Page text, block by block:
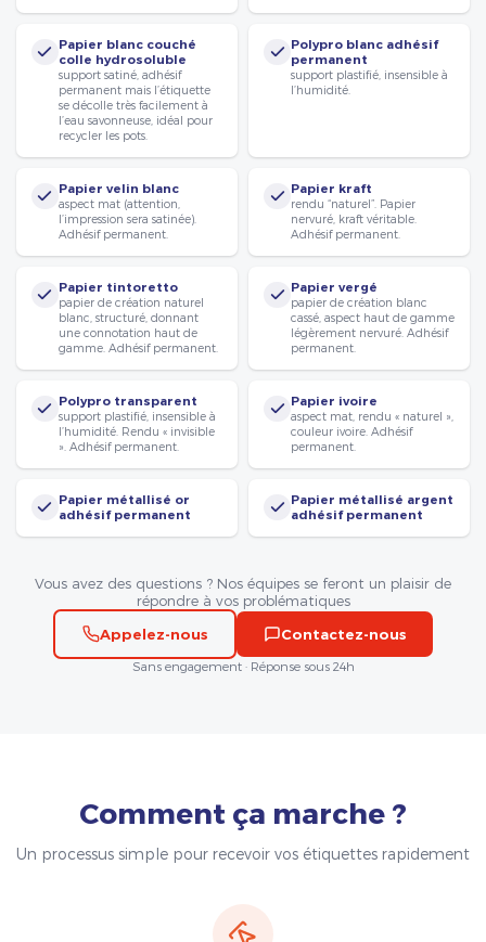
Papier blanc couché
colle hydrosoluble
support satiné, adhésif
permanent mais l’étiquette
se décolle très facilement à
l’eau savonneuse, idéal pour
recycler les pots.
Polypro blanc adhésif
permanent
support plastifié, insensible à
l’humidité.
Papier velin blanc
aspect mat (attention,
l’impression sera satinée).
Adhésif permanent.
Papier kraft
rendu “naturel”. Papier
nervuré, kraft véritable.
Adhésif permanent.
Papier tintoretto
papier de création naturel
blanc, structuré, donnant
une connotation haut de
gamme. Adhésif permanent.
Papier vergé
papier de création blanc
cassé, aspect haut de gamme
légèrement nervuré. Adhésif
permanent.
Polypro transparent
support plastifié, insensible à
l’humidité. Rendu « invisible
». Adhésif permanent.
Papier ivoire
aspect mat, rendu « naturel »,
couleur ivoire. Adhésif
permanent.
Papier métallisé or
adhésif permanent
Papier métallisé argent
adhésif permanent
Vous avez des questions ? Nos équipes se feront un plaisir de
répondre à vos problématiques
Appelez-nous
Contactez-nous
Sans engagement · Réponse sous 24h
Comment ça marche ?
Un processus simple pour recevoir vos étiquettes rapidement